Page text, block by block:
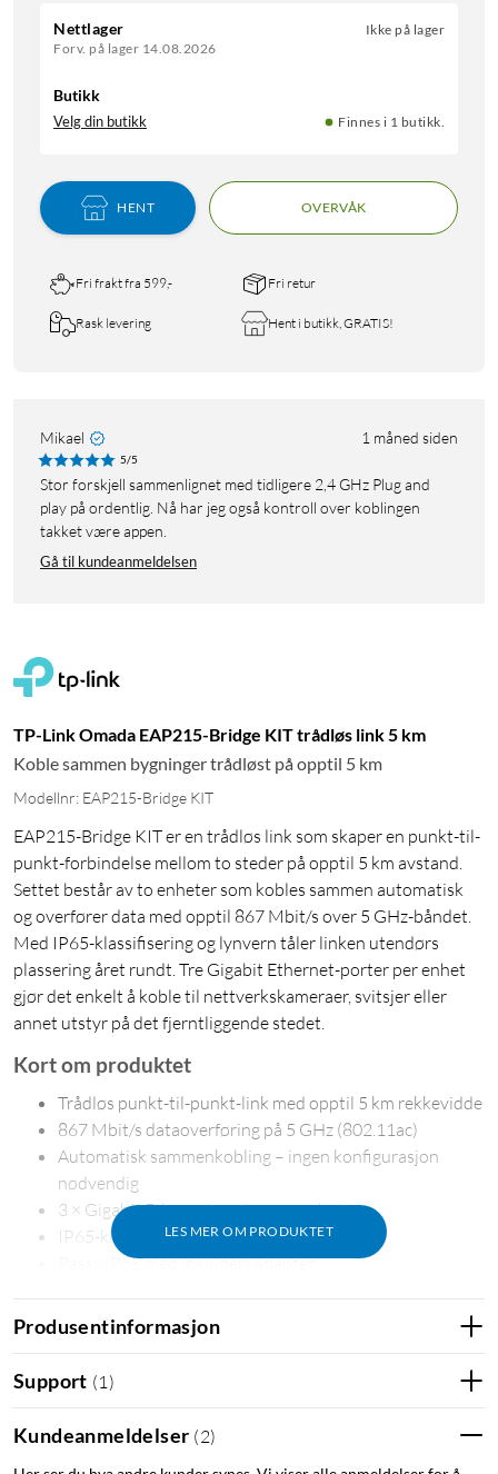
Nettlager
Forv. på lager 14.08.2026
Ikke på lager
Butikk
Velg din butikk Finnes i 1 butikk.
HENT OVERVÅK
Fri frakt fra 599,- Fri retur
Rask levering Hent i butikk, GRATIS!
Mikael 1 måned siden
5/5
Stor forskjell sammenlignet med tidligere 2,4 GHz Plug and
play på ordentlig. Nå har jeg også kontroll over koblingen
takket være appen.
Gå til kundeanmeldelsen
TP-Link Omada EAP215-Bridge KIT trådløs link 5 km
Koble sammen bygninger trådløst på opptil 5 km
Modellnr: EAP215-Bridge KIT
EAP215-Bridge KIT er en trådløs link som skaper en punkt-til-
punkt-forbindelse mellom to steder på opptil 5 km avstand.
Settet består av to enheter som kobles sammen automatisk
og overfører data med opptil 867 Mbit/s over 5 GHz-båndet.
Med IP65-klassifisering og lynvern tåler linken utendørs
plassering året rundt. Tre Gigabit Ethernet-porter per enhet
gjør det enkelt å koble til nettverkskameraer, svitsjer eller
annet utstyr på det fjerntliggende stedet.
LES MER OM PRODUKTET
Kort om produktet
Trådløs punkt-til-punkt-link med opptil 5 km rekkevidde
867 Mbit/s dataoverføring på 5 GHz (802.11ac)
Automatisk sammenkobling – ingen konfigurasjon
nødvendig
3 × Gigabit Ethernet-porter per enhet
IP65-klassifisert med 6 kV lynvern
Passiv PoE med inkludert adapter
steder – for eksempel mellom en hovedbygning og et lager, en
Produsentinformasjon
Support (1 )
Kundeanmeldelser (2)